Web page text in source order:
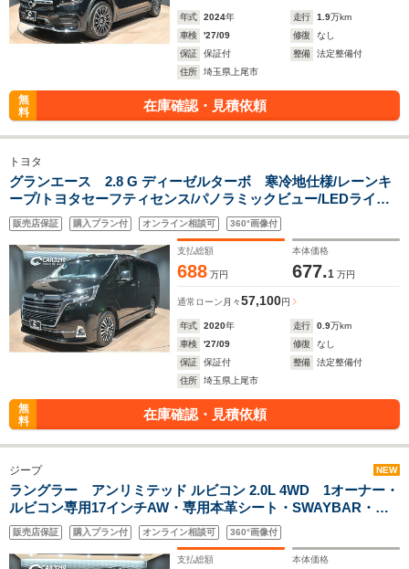
年式 2024年 走行 1.9万km
車検
'27/09 修復
なし
保証
保証付 整備
法定整備付
住所
埼玉県上尾市
無
料
在庫確認・見積依頼
トヨタ
グランエース 2.8 G ディーゼルターボ 寒冷地仕様/レーンキ
ープ/トヨタセーフティセンス/パノラミックビュー/LEDライ
ト/Rダウンモニター/シートヒーター/ベージュシー
ト/BSM/ACC/Pセンサードライブレコーダー/DVDプレーヤー/
オートマチックハイビーム
販売店保証 購入プラン付 オンライン相談可 360°画像付
支払総額
688 万円
本体価格
677.1 万円
通常ローン 月々57,100円
年式 2020年 走行 0.9万km
車検
'27/09 修復
なし
保証
保証付 整備
法定整備付
住所
埼玉県上尾市
無
料
在庫確認・見積依頼
ジープ NEW
ラングラー アンリミテッド ルビコン 2.0L 4WD 1オーナー・
ルビコン専用17インチAW・専用本革シート・SWAYBAR・ス
テアリングヒーター・シートヒーター・ACC・BSM・Pセンサ
ー・Fカメラ・Sカメラ・Bカメラ・前後デフロック・
ApplecarPlay・MK2M/Tタイヤ
販売店保証 購入プラン付 オンライン相談可 360°画像付
支払総額 本体価格